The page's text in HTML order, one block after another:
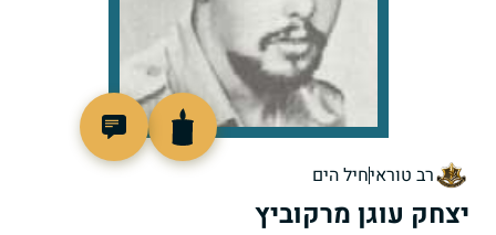
רב טוראיחיל הים
יצחק עוגן מרקוביץ